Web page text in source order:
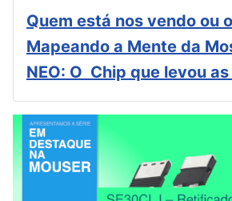
Quem está nos vendo ou
Mapeando a Mente da
NEO: O Chip que levou